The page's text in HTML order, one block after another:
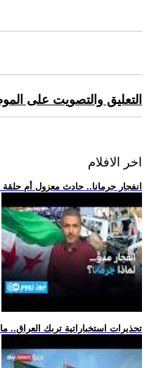
التعليق والتصويت على
اخر الافلام
.. انفجار جرمانا.. حادث معزول أم
.. تحذيرات استخباراتية تربك